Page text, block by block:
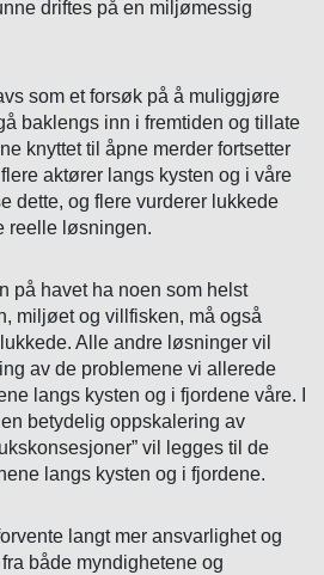
driftes på en miljømessig
som et forsøk på å muliggjøre
baklengs inn i fremtiden og tillate
knyttet til åpne merder fortsetter
aktører langs kysten og i våre
dette, og flere vurderer lukkede
reelle løsningen.
på havet ha noen som helst
miljøet og villfisken, må også
Alle andre løsninger vil
av de problemene vi allerede
langs kysten og i fjordene våre. I
betydelig oppskalering av
vil legges til de
langs kysten og i fjordene.
langt mer ansvarlighet og
både myndighetene og